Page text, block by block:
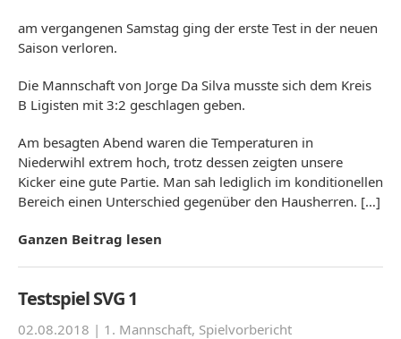
am vergangenen Samstag ging der erste Test in der neuen
Saison verloren.
Die Mannschaft von Jorge Da Silva musste sich dem Kreis
B Ligisten mit 3:2 geschlagen geben.
Am besagten Abend waren die Temperaturen in
Niederwihl extrem hoch, trotz dessen zeigten unsere
Kicker eine gute Partie. Man sah lediglich im konditionellen
Bereich einen Unterschied gegenüber den Hausherren. […]
Ganzen Beitrag lesen
Testspiel SVG 1
02.08.2018 | 1. Mannschaft, Spielvorbericht